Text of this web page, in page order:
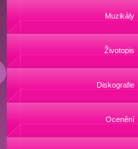
Muzikály
Životopis
Diskografie
Ocenění